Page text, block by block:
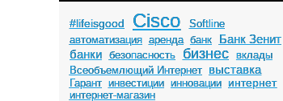
#lifeisgood Cisco
Softline
автоматизация аренда банк
Банк Зенит
банки безопасность бизнес
вклады
Всеобъемлющий Интернет
выставка
Гарант инвестиции инновации интернет
интернет-магазин